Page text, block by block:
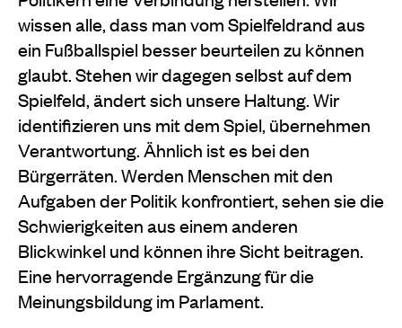
wissen alle, dass man vom Spielfeldrand aus
ein Fußballspiel besser beurteilen zu können
glaubt. Stehen wir dagegen selbst auf dem
Spielfeld, ändert sich unsere Haltung. Wir
identifizieren uns mit dem Spiel, übernehmen
Verantwortung. Ähnlich ist es bei den
Bürgerräten. Werden Menschen mit den
Aufgaben der Politik konfrontiert, sehen sie die
Schwierigkeiten aus einem anderen
Blickwinkel und können ihre Sicht beitragen.
Eine hervorragende Ergänzung für die
Meinungsbildung im Parlament.